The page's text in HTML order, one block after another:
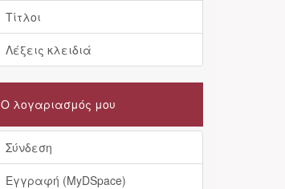
Τίτλοι
Λέξεις κλειδιά
Ο λογαριασμός μου
Σύνδεση
Εγγραφή (MyDSpace)